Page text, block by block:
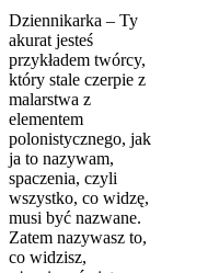
Dziennikarka – Ty
akurat jesteś
przykładem twórcy,
który stale czerpie z
malarstwa z
elementem
polonistycznego, jak
ja to nazywam,
spaczenia, czyli
wszystko, co widzę,
musi być nazwane.
Zatem nazywasz to,
co widzisz,